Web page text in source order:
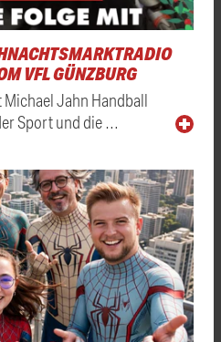
VFL GÜNZBURG
Jahn Handball
Sport und die …